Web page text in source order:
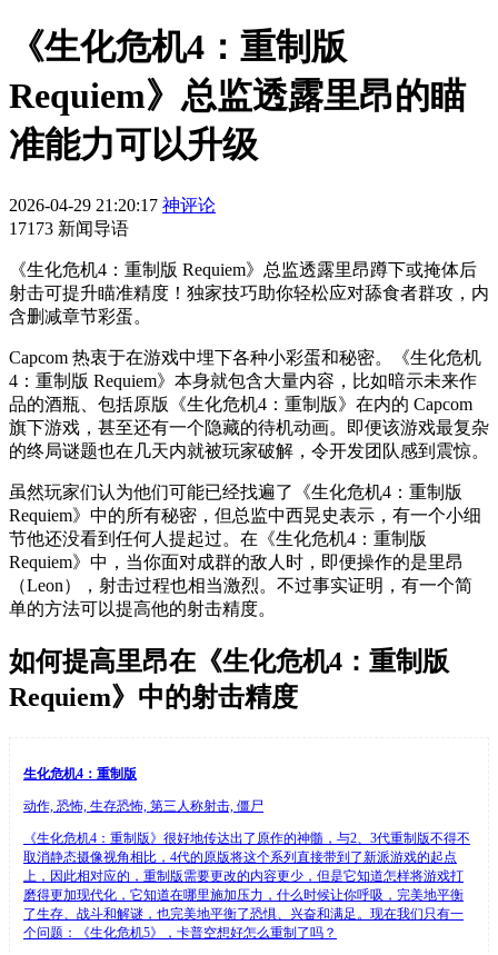
《生化危机4：重制版
Requiem》总监透露里昂的瞄
准能力可以升级
2026-04-29 21:20:17 神评论
17173 新闻导语
《生化危机4：重制版 Requiem》总监透露里昂蹲下或掩体后
射击可提升瞄准精度！独家技巧助你轻松应对舔食者群攻，内
含删减章节彩蛋。
Capcom 热衷于在游戏中埋下各种小彩蛋和秘密。《生化危机
4：重制版 Requiem》本身就包含大量内容，比如暗示未来作
品的酒瓶、包括原版《生化危机4：重制版》在内的 Capcom
旗下游戏，甚至还有一个隐藏的待机动画。即便该游戏最复杂
的终局谜题也在几天内就被玩家破解，令开发团队感到震惊。
虽然玩家们认为他们可能已经找遍了《生化危机4：重制版
Requiem》中的所有秘密，但总监中西晃史表示，有一个小细
节他还没看到任何人提起过。在《生化危机4：重制版
Requiem》中，当你面对成群的敌人时，即便操作的是里昂
（Leon），射击过程也相当激烈。不过事实证明，有一个简
单的方法可以提高他的射击精度。
如何提高里昂在《生化危机4：重制版
Requiem》中的射击精度
生化危机4：重制版
动作, 恐怖, 生存恐怖, 第三人称射击, 僵尸
《生化危机4：重制版》很好地传达出了原作的神髓，与2、3代重制版不得不
取消静态摄像视角相比，4代的原版将这个系列直接带到了新派游戏的起点
上，因此相对应的，重制版需要更改的内容更少，但是它知道怎样将游戏打
磨得更加现代化，它知道在哪里施加压力，什么时候让你呼吸，完美地平衡
了生存、战斗和解谜，也完美地平衡了恐惧、兴奋和满足。现在我们只有一
个问题：《生化危机5》，卡普空想好怎么重制了吗？